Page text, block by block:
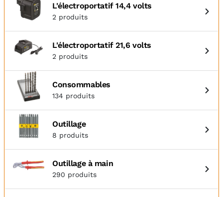
L'électroportatif 14,4 volts
2 produits
L'électroportatif 21,6 volts
2 produits
Consommables
134 produits
Outillage
8 produits
Outillage à main
290 produits